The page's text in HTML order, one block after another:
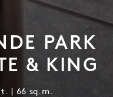
PARK
& KING
| 66 sq.m.